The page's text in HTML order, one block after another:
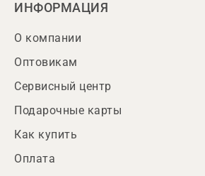
ИНФОРМАЦИЯ
О компании
Оптовикам
Сервисный центр
Подарочные карты
Как купить
Оплата